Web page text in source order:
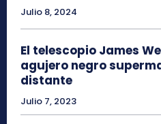
Julio 8, 2024
El telescopio James
agujero negro
distante
Julio 7, 2023